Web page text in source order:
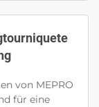
von MEPRO
für eine